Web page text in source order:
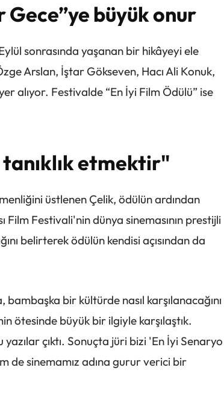
Gece”ye büyük onur
sonrasında yaşanan bir hikâyeyi ele
Arslan, İştar Gökseven, Hacı Ali Konuk,
alıyor. Festivalde “En İyi Film Ödülü” ise
tanıklık etmektir"
üstlenen Çelik, ödülün ardından
Film Festivali'nin dünya sinemasının prestijli
belirterek ödülün kendisi açısından da
bir kültürde nasıl karşılanacağını
ötesinde büyük bir ilgiyle karşılaştık.
çıktı. Sonuçta jüri bizi 'En İyi Senaryo
de sinemamız adına gurur verici bir